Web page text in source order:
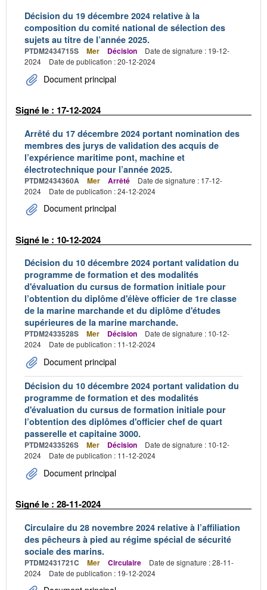
Décision du 19 décembre 2024 relative à la
composition du comité national de sélection des
sujets au titre de l’année 2025.
PTDM2434715S Mer Décision
Date de signature : 19-12-
2024
Date de publication : 20-12-2024
Document principal
Signé le : 17-12-2024
Arrêté du 17 décembre 2024 portant nomination des
membres des jurys de validation des acquis de
l’expérience maritime pont, machine et
électrotechnique pour l’année 2025.
PTDM2434360A Mer Arrêté
Date de signature : 17-12-
2024
Date de publication : 24-12-2024
Document principal
Signé le : 10-12-2024
Décision du 10 décembre 2024 portant validation du
programme de formation et des modalités
d'évaluation du cursus de formation initiale pour
l’obtention du diplôme d'élève officier de 1re classe
de la marine marchande et du diplôme d'études
supérieures de la marine marchande.
PTDM2433528S Mer Décision
Date de signature : 10-12-
2024
Date de publication : 11-12-2024
Document principal
Décision du 10 décembre 2024 portant validation du
programme de formation et des modalités
d'évaluation du cursus de formation initiale pour
l’obtention des diplômes d'officier chef de quart
passerelle et capitaine 3000.
PTDM2433526S Mer Décision
Date de signature : 10-12-
2024
Date de publication : 11-12-2024
Document principal
Signé le : 28-11-2024
Circulaire du 28 novembre 2024 relative à l’affiliation
des pêcheurs à pied au régime spécial de sécurité
sociale des marins.
PTDM2431721C Mer Circulaire
Date de signature : 28-11-
2024
Date de publication : 19-12-2024